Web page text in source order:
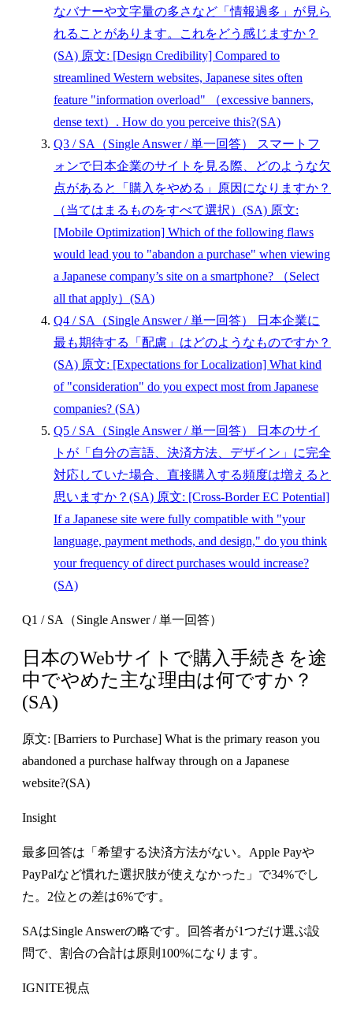
なバナーや文字量の多さなど「情報過多」が見ら
れることがあります。これをどう感じますか？
(SA) 原文: [Design Credibility] Compared to
streamlined Western websites, Japanese sites often
feature "information overload" （excessive banners,
dense text）. How do you perceive this?(SA)
Q3 / SA（Single Answer / 単一回答）
スマートフ
ォンで日本企業のサイトを見る際、どのような欠
点があると「購入をやめる」原因になりますか？
（当てはまるものをすべて選択）(SA) 原文:
[Mobile Optimization] Which of the following flaws
would lead you to "abandon a purchase" when viewing
a Japanese company’s site on a smartphone? （Select
all that apply）(SA)
Q4 / SA（Single Answer / 単一回答）
日本企業に
最も期待する「配慮」はどのようなものですか？
(SA) 原文: [Expectations for Localization] What kind
of "consideration" do you expect most from Japanese
companies? (SA)
Q5 / SA（Single Answer / 単一回答）
日本のサイ
トが「自分の言語、決済方法、デザイン」に完全
対応していた場合、直接購入する頻度は増えると
思いますか？(SA) 原文: [Cross-Border EC Potential]
If a Japanese site were fully compatible with "your
language, payment methods, and design," do you think
your frequency of direct purchases would increase?
(SA)
Q1 / SA（Single Answer / 単一回答）
日本のWebサイトで購入手続きを途
中でやめた主な理由は何ですか？
(SA)
原文: [Barriers to Purchase] What is the primary reason you
abandoned a purchase halfway through on a Japanese
website?(SA)
Insight
最多回答は「希望する決済方法がない。Apple Payや
PayPalなど慣れた選択肢が使えなかった」で34%でし
た。2位との差は6%です。
SAはSingle Answerの略です。回答者が1つだけ選ぶ設
問で、割合の合計は原則100%になります。
IGNITE視点